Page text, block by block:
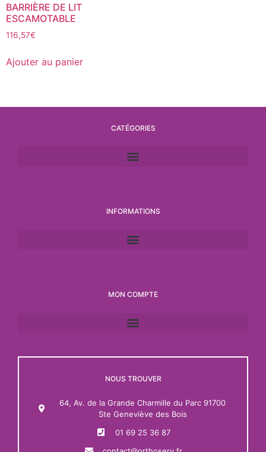
BARRIÈRE DE LIT
ESCAMOTABLE
116,57€
Ajouter au panier
CATÉGORIES
INFORMATIONS
MON COMPTE
NOUS TROUVER
64, Av. de la Grande Charmille du Parc 91700
Ste Geneviève des Bois
01 69 25 36 87